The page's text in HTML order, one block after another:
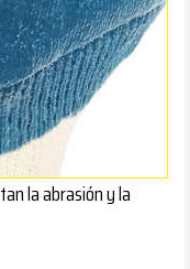
la abrasión y la